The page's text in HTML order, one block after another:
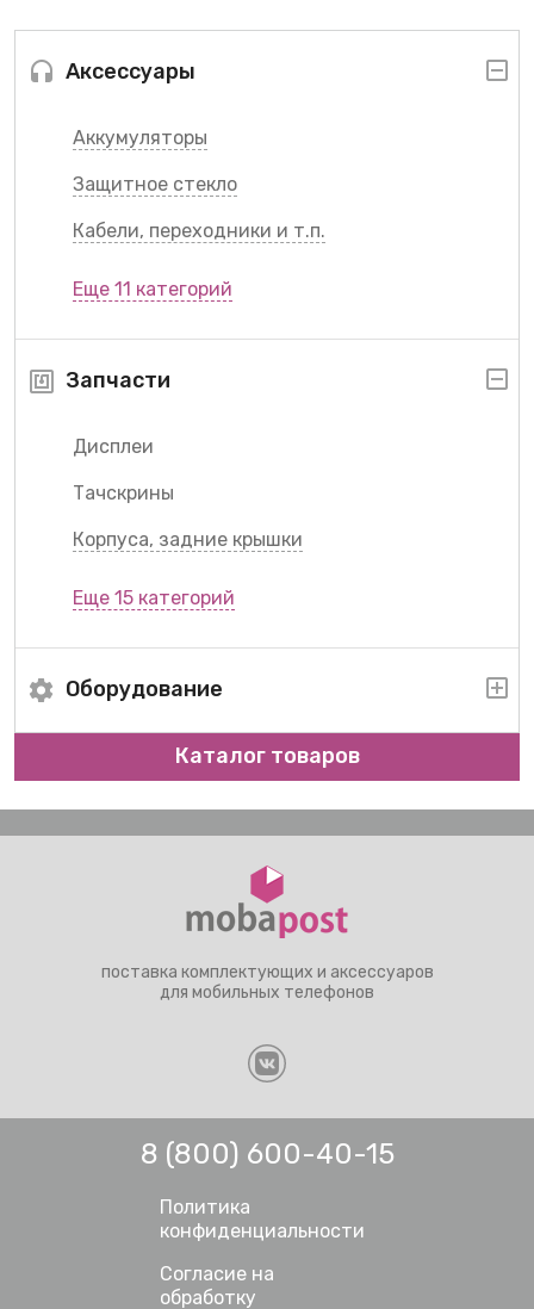
Аксессуары
Аккумуляторы
Защитное стекло
Кабели, переходники и т.п.
Еще 11 категорий
Запчасти
Дисплеи
Тачскрины
Корпуса, задние крышки
Еще 15 категорий
Оборудование
Каталог товаров
поставка комплектующих и аксессуаров
для мобильных телефонов
8 (800) 600-40-15
Политика
конфиденциальности
Согласие на
обработку